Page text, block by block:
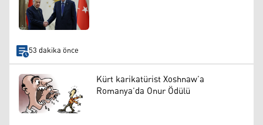
53 dakika önce
Kürt karikatürist Xoshnaw’a
Romanya’da Onur Ödülü